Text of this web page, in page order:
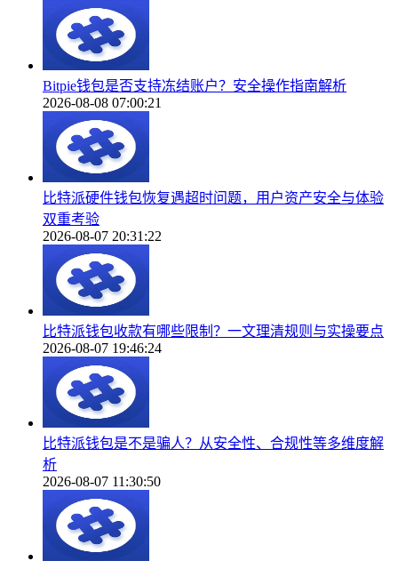
Bitpie钱包是否支持冻结账户？安全操作指南解析
2026-08-08 07:00:21
比特派硬件钱包恢复遇超时问题，用户资产安全与体验
双重考验
2026-08-07 20:31:22
比特派钱包收款有哪些限制？一文理清规则与实操要点
2026-08-07 19:46:24
比特派钱包是不是骗人？从安全性、合规性等多维度解
析
2026-08-07 11:30:50